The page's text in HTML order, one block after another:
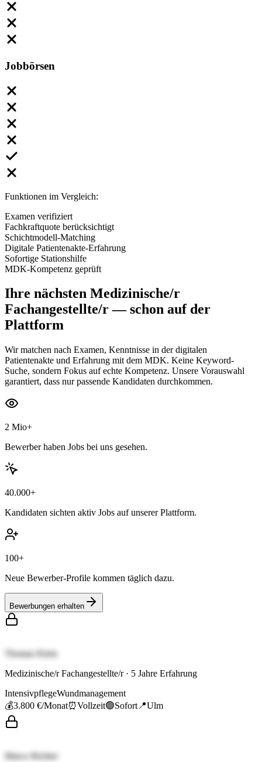
Jobbörsen
Funktionen im Vergleich:
Examen verifiziert
Fachkraftquote berücksichtigt
Schichtmodell-Matching
Digitale Patientenakte-Erfahrung
Sofortige Stationshilfe
MDK-Kompetenz geprüft
Ihre nächsten Medizinische/r
Fachangestellte/r— schon auf der
Plattform
Wir matchen nach Examen, Kenntnisse in der digitalen
Patientenakte und Erfahrung mit dem MDK. Keine Keyword-
Suche, sondern Fokus auf echte Kompetenz. Unsere Vorauswahl
garantiert, dass nur passende Kandidaten durchkommen.
2 Mio+
Bewerber haben Jobs bei uns gesehen.
40.000+
Kandidaten sichten aktiv Jobs auf unserer Plattform.
100+
Neue Bewerber-Profile kommen täglich dazu.
Bewerbungen erhalten
Thomas Klein
Medizinische/r Fachangestellte/r· 5 Jahre Erfahrung
IntensivpflegeWundmanagement
💰3.800 €/Monat⏰Vollzeit🟢Sofort 📍Ulm
Marco Richter